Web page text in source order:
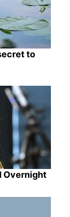
to
Overnight